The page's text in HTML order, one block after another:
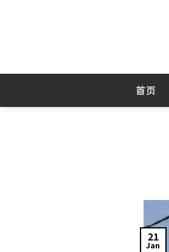
首页
21
Jan